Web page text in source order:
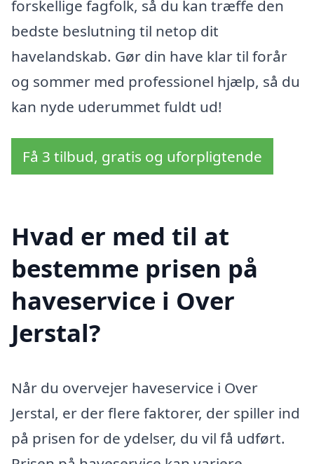
forskellige fagfolk, så du kan træffe den
bedste beslutning til netop dit
havelandskab. Gør din have klar til forår
og sommer med professionel hjælp, så du
kan nyde uderummet fuldt ud!
Få 3 tilbud, gratis og uforpligtende
Hvad er med til at
bestemme prisen på
haveservice i Over
Jerstal?
Når du overvejer haveservice i Over
Jerstal, er der flere faktorer, der spiller ind
på prisen for de ydelser, du vil få udført.